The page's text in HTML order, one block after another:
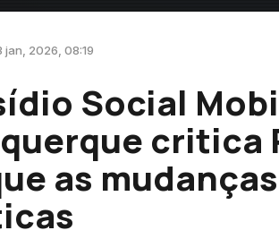
jan, 2026, 08:19
Social
critica
as